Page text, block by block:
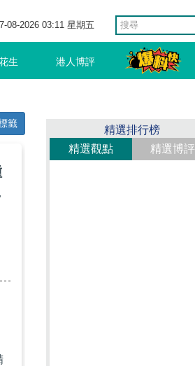
08-2026 03:11 星期五
生 港人博評
籤
精選排行榜
精選觀點
精選博評